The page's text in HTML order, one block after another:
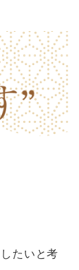
たいと考